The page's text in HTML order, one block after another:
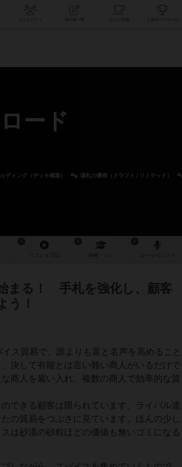
コミュニティ
ード
ディング（デッキ構築） 場札の獲得（ドラフト / リミテッド）
戦略
まる！ 手札を強化し、顧客
う！
ス貿易で、誰よりも富と名声を高めること
決して有能とは言い難い商人がいるだけで
商人を雇い入れ、複数の商人で効率的な貿
できる顧客は限られています。ライバル達
の貿易をつぶさに見ています。ほんの少し
は砂漠の砂粒ほどの価値も無いゴミになる